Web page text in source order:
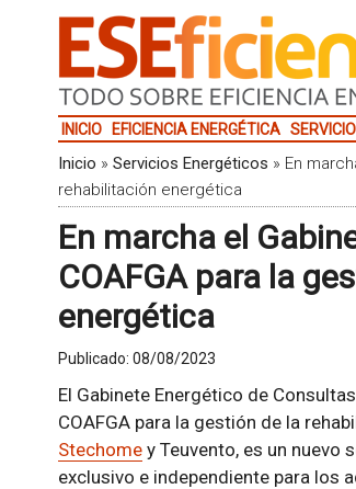
INICIO EFICIENCIA ENERGÉTICA
Inicio » Servicios Energéticos » En
rehabilitación energética
En marcha el
COAFGA para la
energética
Publicado: 08/08/2023
El Gabinete Energético de
COAFGA para la gestión de la
Stechomey Teuvento, es un nuevo
exclusivo e independiente para los